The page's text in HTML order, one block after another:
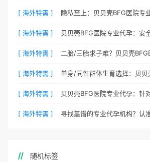
[ 海外特需 ]
[ 海外特需 ]
[ 海外特需 ]
[ 海外特需 ]
[ 海外特需 ]
[ 海外特需 ]
随机标签